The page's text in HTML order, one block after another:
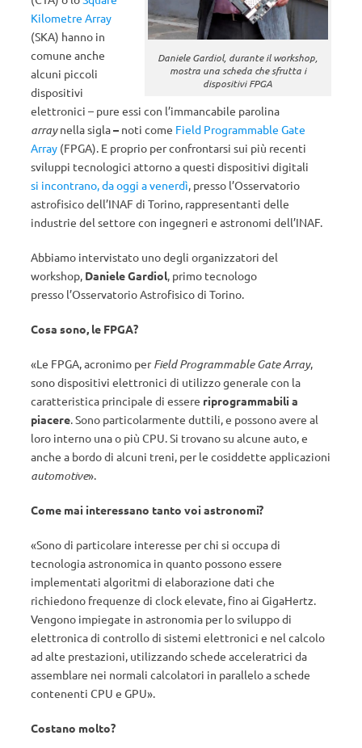
Daniele Gardiol, durante il workshop,
mostra una scheda che sfrutta i
dispositivi FPGA
Kilometre Array
(SKA) hanno in
comune anche
alcuni piccoli
dispositivi
elettronici – pure essi con l’immancabile parolina
arraynella sigla– noti come Field Programmable Gate
Array (FPGA). E proprio per confrontarsi sui più recenti
sviluppi tecnologici attorno a questi dispositivi digitali
si incontrano, da oggi a venerdì, presso l’Osservatorio
astrofisico dell’INAF di Torino, rappresentanti delle
industrie del settore con ingegneri e astronomi dell’INAF.
Abbiamo intervistato uno degli organizzatori del
workshop, Daniele Gardiol, primo tecnologo
presso l’Osservatorio Astrofisico di Torino.
Cosa sono, le FPGA?
«Le FPGA, acronimo perField Programmable Gate Array,
sono dispositivi elettronici di utilizzo generale con la
caratteristica principale di essere riprogrammabili a
piacere. Sono particolarmente duttili, e possono avere al
loro interno una o più CPU. Si trovano su alcune auto, e
anche a bordo di alcuni treni, per le cosiddette applicazioni
automotive».
Come mai interessano tanto voi astronomi?
«Sono di particolare interesse per chi si occupa di
tecnologia astronomica in quanto possono essere
implementati algoritmi di elaborazione dati che
richiedono frequenze di clock elevate, fino ai GigaHertz.
Vengono impiegate in astronomia per lo sviluppo di
elettronica di controllo di sistemi elettronici e nel calcolo
ad alte prestazioni, utilizzando schede acceleratrici da
assemblare nei normali calcolatori in parallelo a schede
contenenti CPU e GPU».
Costano molto?